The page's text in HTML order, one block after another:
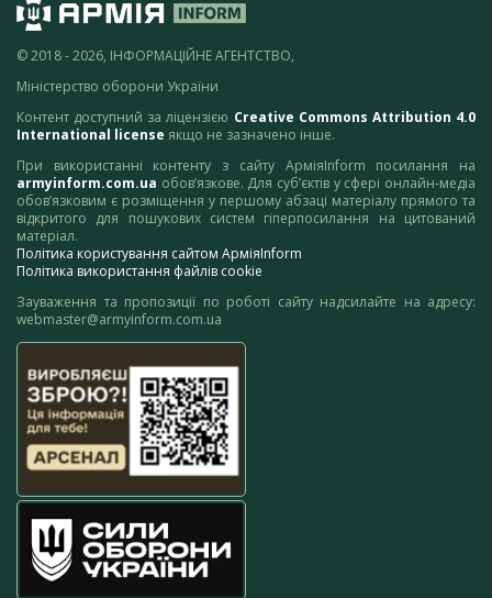
© 2018 - 2026, ІНФОРМАЦІЙНЕ АГЕНТСТВО,
Міністерство оборони України
Контент доступний за ліцензією Creative Commons Attribution 4.0
International license якщо не зазначено інше.
При використанні контенту з сайту АрміяInform посилання на
armyinform.com.ua обов’язкове. Для суб’єктів у сфері онлайн-медіа
обов’язковим є розміщення у першому абзаці матеріалу прямого та
відкритого для пошукових систем гіперпосилання на цитований
матеріал.
Політика користування сайтом АрміяInform
Політика використання файлів cookie
Зауваження та пропозиції по роботі сайту надсилайте на адресу:
webmaster@armyinform.com.ua